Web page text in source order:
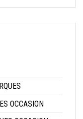
OCCASION